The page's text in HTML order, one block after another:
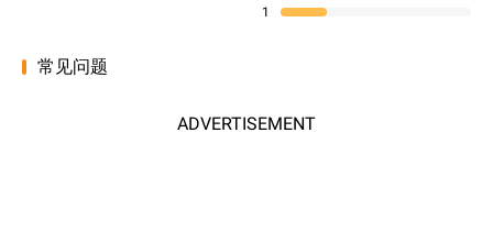
1
常见问题
ADVERTISEMENT